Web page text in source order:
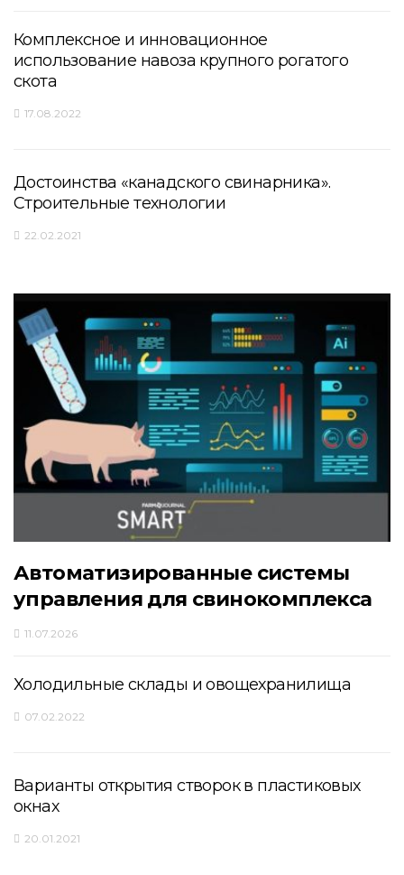
Комплексное и инновационное
использование навоза крупного рогатого
скота
17.08.2022
Достоинства «канадского свинарника».
Строительные технологии
22.02.2021
Автоматизированные системы
управления для свинокомплекса
11.07.2026
Холодильные склады и овощехранилища
07.02.2022
Варианты открытия створок в пластиковых
окнах
20.01.2021